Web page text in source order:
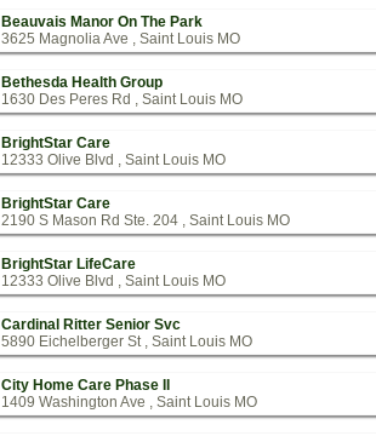
Beauvais Manor On The Park
3625 Magnolia Ave , Saint Louis MO
Bethesda Health Group
1630 Des Peres Rd , Saint Louis MO
BrightStar Care
12333 Olive Blvd , Saint Louis MO
BrightStar Care
2190 S Mason Rd Ste. 204 , Saint Louis MO
BrightStar LifeCare
12333 Olive Blvd , Saint Louis MO
Cardinal Ritter Senior Svc
5890 Eichelberger St , Saint Louis MO
City Home Care Phase II
1409 Washington Ave , Saint Louis MO